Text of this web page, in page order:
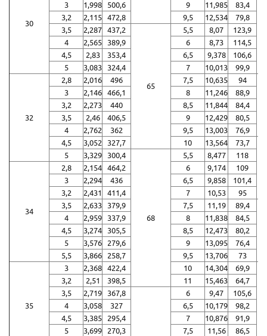
30
3
1,998 500,6 9 11,985
83,4
3,2
2,115 472,8 9,5 12,534
79,8
3,5
2,287 437,2
65
5,5 8,07
123,9
4
2,565 389,9 6 8,73
114,5
4,5
2,83 353,4 6,5 9,378
106,6
5
3,083 324,4 7 10,013 99,9
32
2,8 2,016 496 7,5 10,635
94
3
2,146 466,1 8 11,246
88,9
3,2
2,273 440 8,5 11,844
84,4
3,5
2,46 406,5 9 12,429
80,5
4
2,762 362 9,5 13,003
76,9
4,5
3,052 327,7 10 13,564
73,7
5
3,329 300,4
68
5,5 8,477 118
34
2,8 2,154 464,2 6 9,174
109
3
2,294 436 6,5 9,858
101,4
3,2
2,431 411,4 7 10,53
95
3,5
2,633 379,9 7,5 11,19
89,4
4
2,959 337,9 8 11,838
84,5
4,5
3,274 305,5 8,5 12,473
80,2
5
3,576 279,6 9 13,095
76,4
5,5
3,866 258,7 9,5 13,706 73
35
3 2,368 422,4 10 14,304
69,9
3,2
2,51 398,5 11 15,463
64,7
3,5
2,719 367,8 6 9,47
105,6
4
3,058 327 6,5 10,179
98,2
4,5
3,385 295,4 7 10,876
91,9
5
3,699 270,3 7,5 11,56
86,5